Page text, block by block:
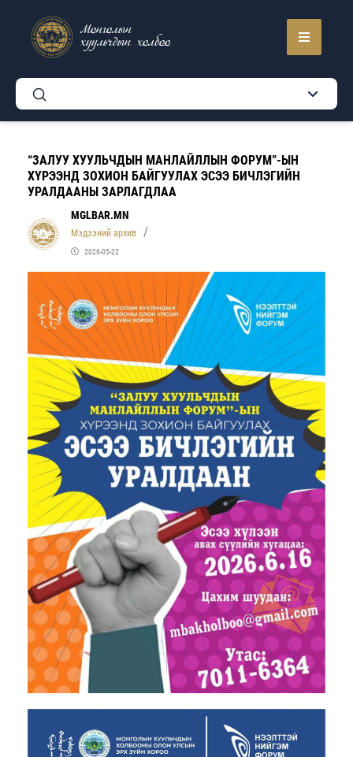
Монголын
хуульчдын холбоо
“ЗАЛУУ ХУУЛЬЧДЫН МАНЛАЙЛЛЫН ФОРУМ”-ЫН
ХҮРЭЭНД ЗОХИОН БАЙГУУЛАХ ЭСЭЭ БИЧЛЭГИЙН
УРАЛДААНЫ ЗАРЛАГДЛАА
MGLBAR.MN
Мэдээний архив
2026-05-22